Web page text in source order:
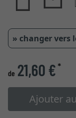
» changer vers
de 21,60 €*
Ajouter